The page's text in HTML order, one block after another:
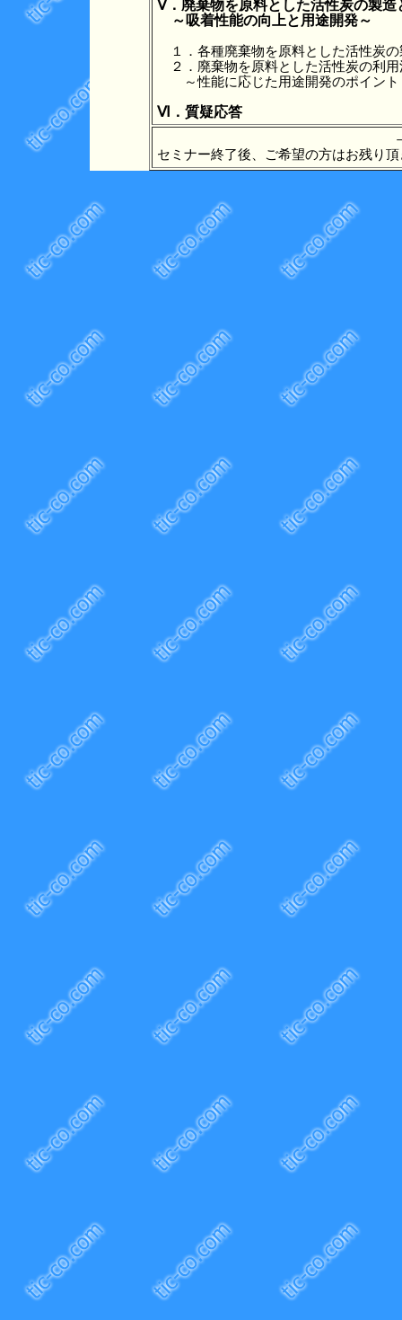
Ⅴ．廃棄物を原料とした活性炭の製造
～吸着性能の向上と用途開発～
１．各種廃棄物を原料とした活性炭の
２．廃棄物を原料とした活性炭の利用
～性能に応じた用途開発のポイント
Ⅵ．質疑応答
セミナー終了後、ご希望の方はお残り